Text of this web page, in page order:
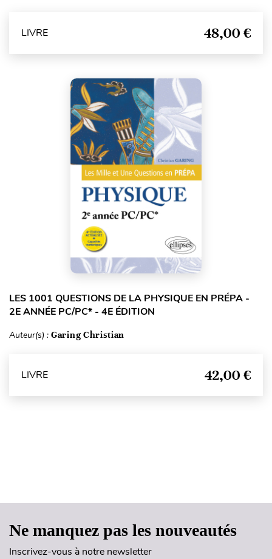
LIVRE 48,00 €
LES 1001 QUESTIONS DE LA PHYSIQUE EN PRÉPA -
2E ANNÉE PC/PC* - 4E ÉDITION
Auteur(s) : Garing Christian
LIVRE 42,00 €
Ne manquez pas les nouveautés
Inscrivez-vous à notre newsletter